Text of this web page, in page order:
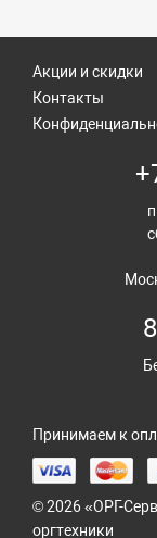
Акции и скидки
Контакты
Принимаем к
© 2026 «ОРГ-
оргтехники